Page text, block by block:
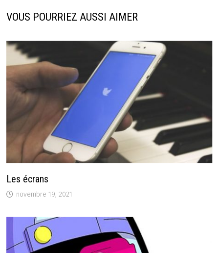
VOUS POURRIEZ AUSSI AIMER
Les écrans
novembre 19, 2021